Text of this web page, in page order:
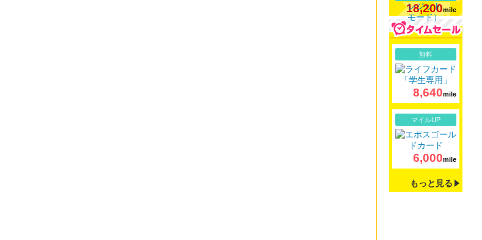
18,200mile
無料
8,640mile
マイルUP
6,000mile
もっと見る